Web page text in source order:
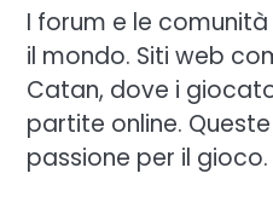
I forum e le
il mondo. Siti web
Catan, dove i
partite online.
passione per il gioco.